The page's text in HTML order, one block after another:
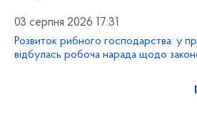
03 серпня 2026 17:31
Розвиток рибного господарства: у
відбулась робоча нарада щодо